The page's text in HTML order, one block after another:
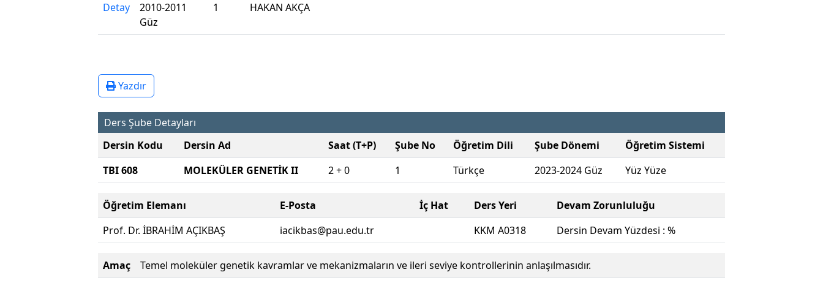
Detay
2010-2011
Güz
1 HAKAN AKÇA
Yazdır
Ders Şube Detayları
Dersin Kodu
Dersin Ad Saat (T+P) Şube No Öğretim Dili Şube Dönemi
Öğretim Sistemi
TBI 608
MOLEKÜLER GENETİK II 2 + 0 1 Türkçe 2023-2024 Güz Yüz Yüze
Öğretim Elemanı E-Posta İç Hat Ders Yeri
Devam Zorunluluğu
Prof. Dr. İBRAHİM AÇIKBAŞ
iacikbas@pau.edu.tr KKM A0318 Dersin Devam Yüzdesi : %
Amaç
Temel moleküler genetik kavramlar ve mekanizmaların ve ileri seviye kontrollerinin anlaşılmasıdır.